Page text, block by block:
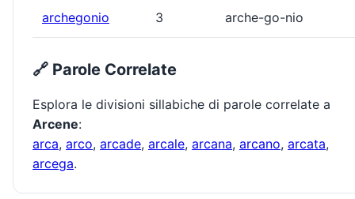
archegonio 3 arche-go-nio
🔗 Parole Correlate
Esplora le divisioni sillabiche di parole correlate a
Arcene:
arca, arco, arcade, arcale, arcana, arcano, arcata,
arcega.